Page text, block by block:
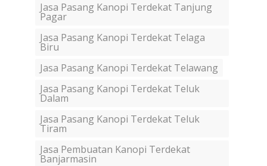
Jasa Pasang Kanopi Terdekat Tanjung
Pagar
Jasa Pasang Kanopi Terdekat Telaga
Biru
Jasa Pasang Kanopi Terdekat Telawang
Jasa Pasang Kanopi Terdekat Teluk
Dalam
Jasa Pasang Kanopi Terdekat Teluk
Tiram
Jasa Pembuatan Kanopi Terdekat
Banjarmasin